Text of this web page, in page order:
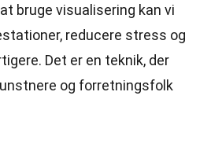
bruge visualisering kan vi
reducere stress og
Det er en teknik, der
og forretningsfolk